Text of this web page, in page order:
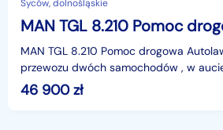
Syców, dolnośląskie
MAN TGL 8.210 Pomoc drogowa
przewozu dwóch samochodów , w
przebiegiem 450000km, Stan Dobry,
46 900zł